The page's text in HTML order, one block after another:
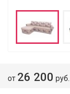
от 26 200 руб.